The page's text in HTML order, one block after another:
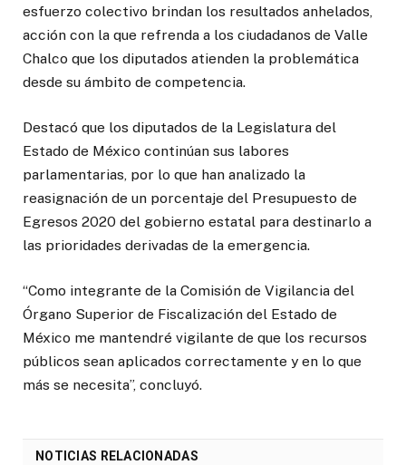
esfuerzo colectivo brindan los resultados anhelados,
acción con la que refrenda a los ciudadanos de Valle
Chalco que los diputados atienden la problemática
desde su ámbito de competencia.
Destacó que los diputados de la Legislatura del
Estado de México continúan sus labores
parlamentarias, por lo que han analizado la
reasignación de un porcentaje del Presupuesto de
Egresos 2020 del gobierno estatal para destinarlo a
las prioridades derivadas de la emergencia.
“Como integrante de la Comisión de Vigilancia del
Órgano Superior de Fiscalización del Estado de
México me mantendré vigilante de que los recursos
públicos sean aplicados correctamente y en lo que
más se necesita”, concluyó.
NOTICIAS RELACIONADAS